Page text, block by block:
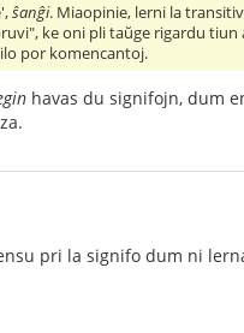
ŝanĝi. Miaopinie, lerni la
ke oni pli taŭge rigardu
por komencantoj.
havas du signifojn, dum
pri la signifo dum ni